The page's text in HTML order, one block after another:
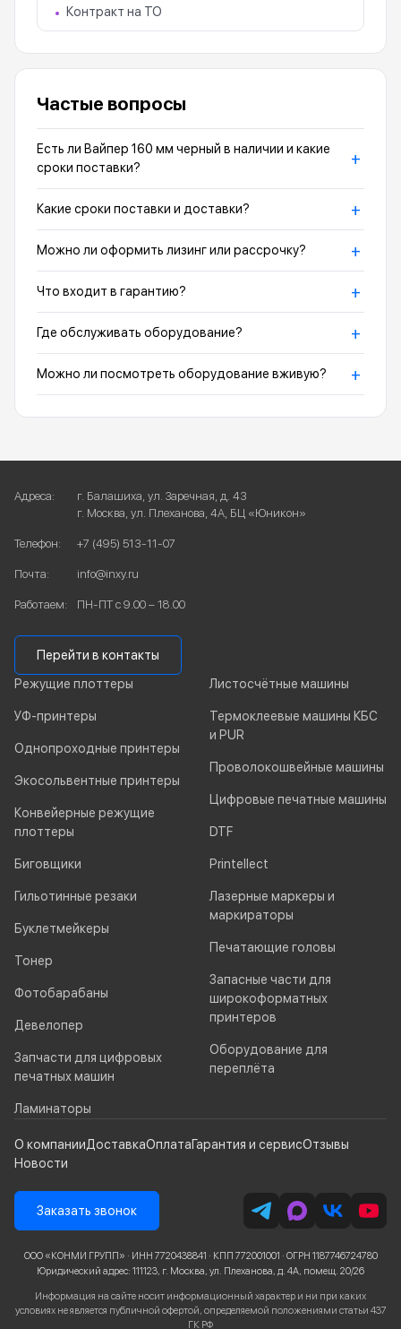
Контракт на ТО
Частые вопросы
Есть ли Вайпер 160 мм черный в наличии и какие
сроки поставки?
+
Какие сроки поставки и доставки? +
Можно ли оформить лизинг или рассрочку? +
Что входит в гарантию? +
Где обслуживать оборудование? +
Можно ли посмотреть оборудование вживую? +
Режущие плоттеры
УФ-принтеры
Однопроходные принтеры
Экосольвентные принтеры
Конвейерные режущие
плоттеры
Биговщики
Гильотинные резаки
Буклетмейкеры
Тонер
Фотобарабаны
Девелопер
Запчасти для цифровых
печатных машин
Ламинаторы
Листосчётные машины
Термоклеевые машины КБС
и PUR
Проволокошвейные машины
Цифровые печатные машины
DTF
Printellect
Лазерные маркеры и
маркираторы
Печатающие головы
Запасные части для
широкоформатных
принтеров
Оборудование для
переплёта
О компанииДоставкаОплатаГарантия и сервисОтзывы
Новости
Адреса:
г. Балашиха, ул. Заречная, д. 43
г. Москва, ул. Плеханова, 4А, БЦ «Юникон»
Телефон: +7 (495) 513-11-07
Почта: info@inxy.ru
Работаем: ПН-ПТ с 9.00 – 18.00
Перейти в контакты
Заказать звонок
ООО «КОНМИ ГРУПП» · ИНН 7720438841 · КПП 772001001 · ОГРН 1187746724780
Юридический адрес: 111123, г. Москва, ул. Плеханова, д. 4А, помещ. 20/26
Информация на сайте носит информационный характер и ни при каких
условиях не является публичной офертой, определяемой положениями статьи 437
ГК РФ